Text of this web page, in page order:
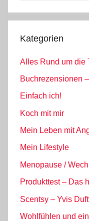
Kategorien
Alles Rund um die
Buchrezensionen
Einfach ich!
Koch mit mir
Mein Leben mit
Mein Lifestyle
Menopause /
Produkttest – Das
Scentsy – Yvis
Wohlfühlen und